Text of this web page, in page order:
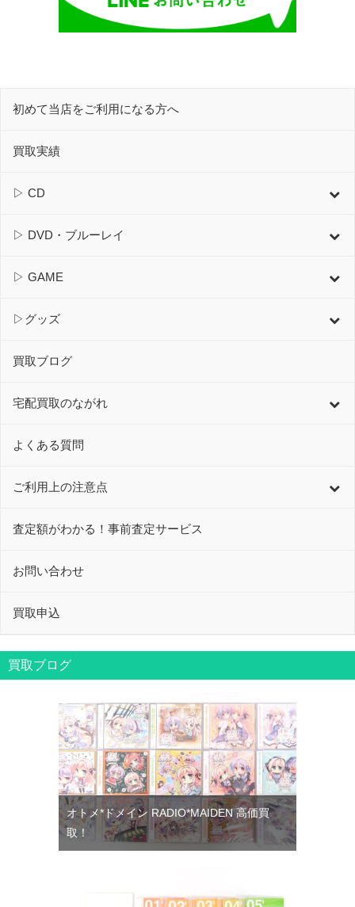
初めて当店をご利用になる方へ
買取実績
▷ CD
▷ DVD・ブルーレイ
▷ GAME
▷グッズ
買取ブログ
宅配買取のながれ
よくある質問
ご利用上の注意点
査定額がわかる！事前査定サービス
お問い合わせ
買取申込
買取ブログ
オトメ*ドメイン RADIO*MAIDEN 高価買
取！